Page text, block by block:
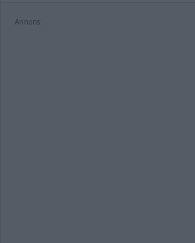
Annons: